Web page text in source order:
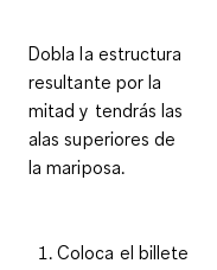
Dobla la estructura
resultante por la
mitad y tendrás las
alas superiores de
la mariposa.
Coloca el billete